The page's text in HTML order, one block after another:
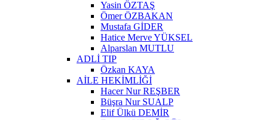
Yasin ÖZTAŞ
Ömer ÖZBAKAN
Mustafa GİDER
Hatice Merve YÜKSEL
Alparslan MUTLU
ADLİ TIP
Özkan KAYA
AİLE HEKİMLİĞİ
Hacer Nur REŞBER
Büşra Nur SUALP
Elif Ülkü DEMİR